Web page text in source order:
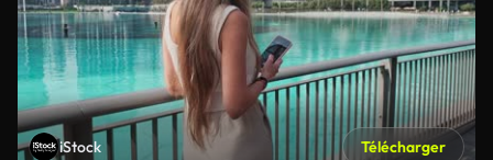
iStock Télécharger